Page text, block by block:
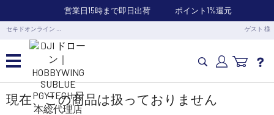
営業日15時まで即日出荷 ポイント1%還元
セキドオンライン … ゲスト 様
カメラドローン・生活家電
現在、この商品は扱っておりません